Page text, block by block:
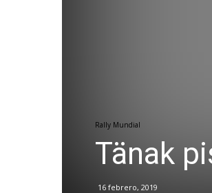
Rally Mundial
Tänak
16 febrero, 2019